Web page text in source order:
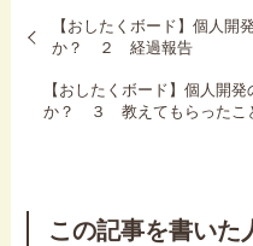
【おしたくボード】個人開
か？ ２ 経過報告
【おしたくボード】個人開
か？ ３ 教えてもらったこ
この記事を書いた